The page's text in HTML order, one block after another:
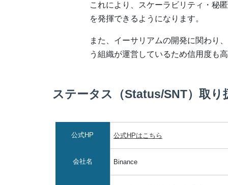
これにより、スケーラビリティ・秘
を発揮できるようになります。
また、イーサリアムの開発に関わり
う組織が運営しているため信用度も
ステータス（Status/SNT）取
公式HP 公式HPはこちら
会社名 Binance